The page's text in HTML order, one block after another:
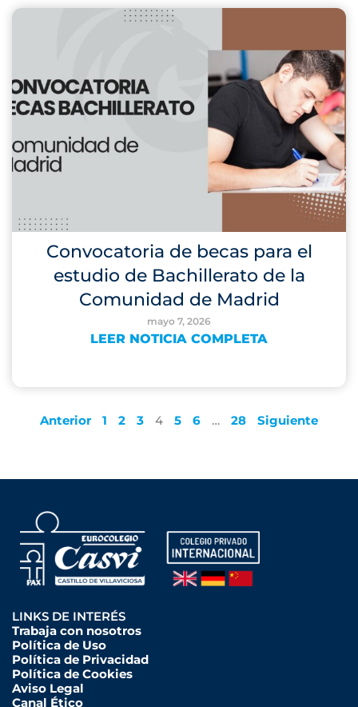
Convocatoria de becas para el
estudio de Bachillerato de la
Comunidad de Madrid
mayo 7, 2026
LEER NOTICIA COMPLETA
Anterior 1 2 3 4 5 6 … 28 Siguiente
LINKS DE INTERÉS
Trabaja con nosotros
Política de Uso
Política de Privacidad
Política de Cookies
Aviso Legal
Canal Ético